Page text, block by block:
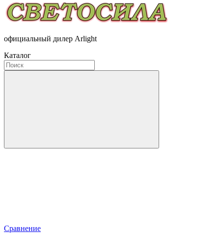
официальный дилер Arlight
Каталог
Сравнение